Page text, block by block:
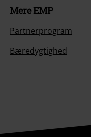
Mere EMP
Partnerprogram
Bæredygtighed